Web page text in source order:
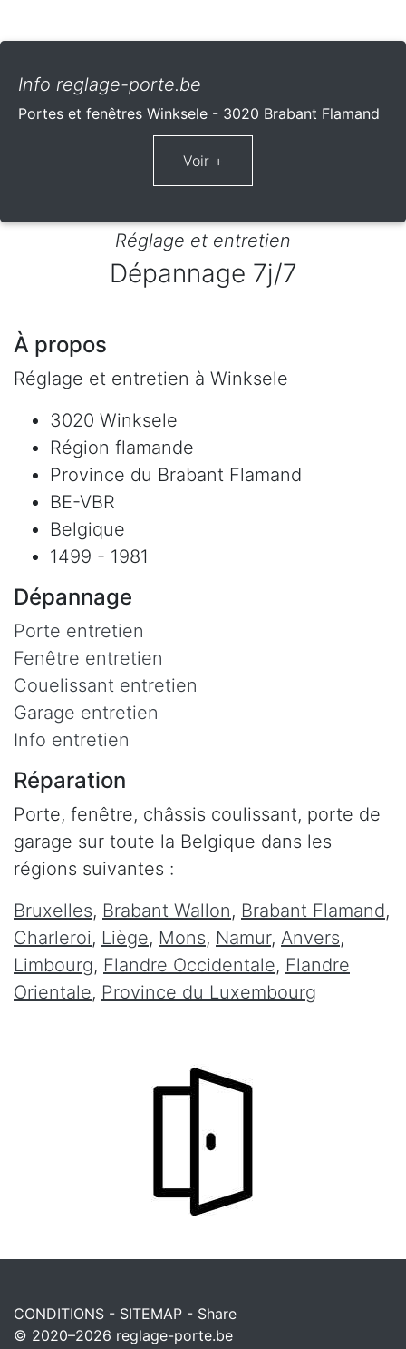
Info reglage-porte.be
Portes et fenêtres Winksele - 3020 Brabant Flamand
Réglage et entretien
Dépannage 7j/7
À propos
Réglage et entretien à Winksele
3020 Winksele
Région flamande
Province du Brabant Flamand
BE-VBR
Belgique
1499 - 1981
Dépannage
Porte entretien
Fenêtre entretien
Couelissant entretien
Garage entretien
Info entretien
Réparation
Porte, fenêtre, châssis coulissant, porte de
garage sur toute la Belgique dans les
régions suivantes :
Bruxelles, Brabant Wallon, Brabant Flamand,
Charleroi, Liège, Mons, Namur, Anvers,
Limbourg, Flandre Occidentale, Flandre
Orientale, Province du Luxembourg
CONDITIONS - SITEMAP - Share
© 2020–2026 reglage-porte.be